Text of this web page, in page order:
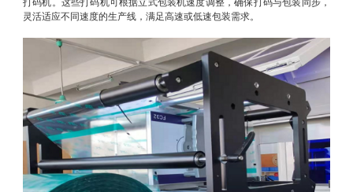
打码机。这些打码机可根据立式包装机速度调整，确保打码与包装同步，
灵活适应不同速度的生产线，满足高速或低速包装需求。